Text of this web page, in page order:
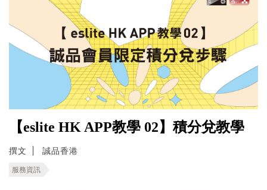
【eslite HK APP教學 02】積分兌教學
撰文 誠品香港
服務資訊